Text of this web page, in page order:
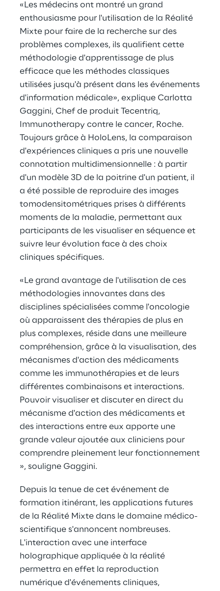
«Les médecins ont montré un grand
enthousiasme pour l'utilisation de la Réalité
Mixte pour faire de la recherche sur des
problèmes complexes, ils qualifient cette
méthodologie d'apprentissage de plus
efficace que les méthodes classiques
utilisées jusqu'à présent dans les événements
d'information médicale», explique Carlotta
Gaggini, Chef de produit Tecentriq,
Immunotherapy contre le cancer, Roche.
Toujours grâce à HoloLens, la comparaison
d'expériences cliniques a pris une nouvelle
connotation multidimensionnelle : à partir
d'un modèle 3D de la poitrine d'un patient, il
a été possible de reproduire des images
tomodensitométriques prises à différents
moments de la maladie, permettant aux
participants de les visualiser en séquence et
suivre leur évolution face à des choix
cliniques spécifiques.
«Le grand avantage de l'utilisation de ces
méthodologies innovantes dans des
disciplines spécialisées comme l'oncologie
où apparaissent des thérapies de plus en
plus complexes, réside dans une meilleure
compréhension, grâce à la visualisation, des
mécanismes d'action des médicaments
comme les immunothérapies et de leurs
différentes combinaisons et interactions.
Pouvoir visualiser et discuter en direct du
mécanisme d'action des médicaments et
des interactions entre eux apporte une
grande valeur ajoutée aux cliniciens pour
comprendre pleinement leur fonctionnement
», souligne Gaggini.
Depuis la tenue de cet événement de
formation itinérant, les applications futures
de la Réalité Mixte dans le domaine médico-
scientifique s'annoncent nombreuses.
L'interaction avec une interface
holographique appliquée à la réalité
permettra en effet la reproduction
numérique d'événements cliniques,